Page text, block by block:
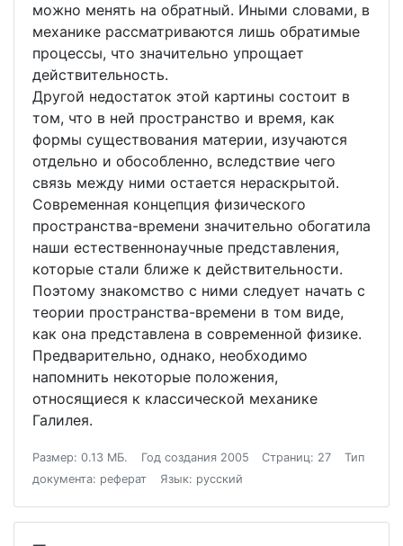
можно менять на обратный. Иными словами, в
механике рассматриваются лишь обратимые
процессы, что значительно упрощает
действительность.
Другой недостаток этой картины состоит в
том, что в ней пространство и время, как
формы существования материи, изучаются
отдельно и обособленно, вследствие чего
связь между ними остается нераскрытой.
Современная концепция физического
пространства-времени значительно обогатила
наши естественнонаучные представления,
которые стали ближе к действительности.
Поэтому знакомство с ними следует начать с
теории пространства-времени в том виде,
как она представлена в современной физике.
Предварительно, однако, необходимо
напомнить некоторые положения,
относящиеся к классической механике
Галилея.
Размер: 0.13 МБ. Год создания 2005 Страниц: 27
Тип
документа: реферат
Язык: русский